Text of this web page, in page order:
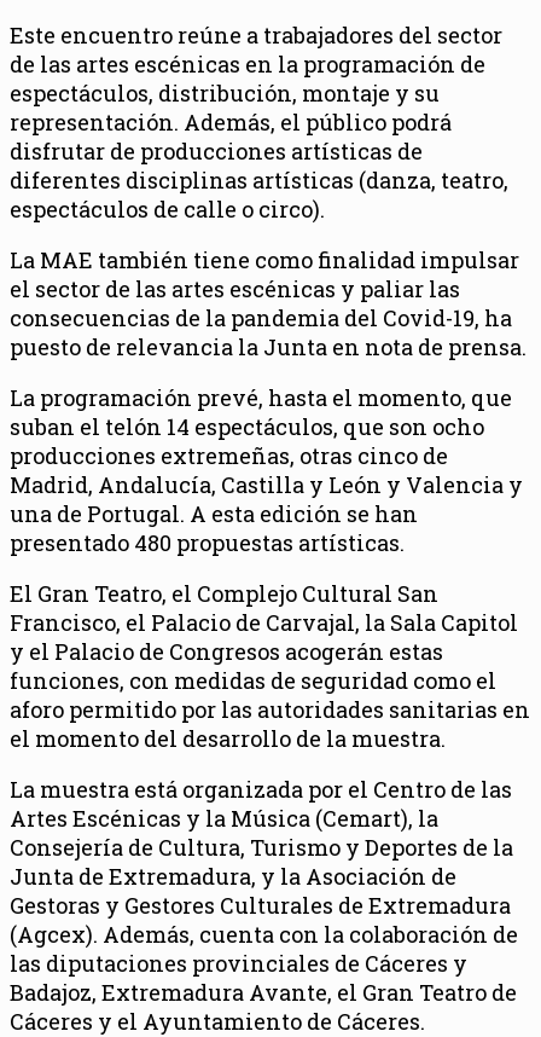
Este encuentro reúne a trabajadores del sector
de las artes escénicas en la programación de
espectáculos, distribución, montaje y su
representación. Además, el público podrá
disfrutar de producciones artísticas de
diferentes disciplinas artísticas (danza, teatro,
espectáculos de calle o circo).
La MAE también tiene como finalidad impulsar
el sector de las artes escénicas y paliar las
consecuencias de la pandemia del Covid-19, ha
puesto de relevancia la Junta en nota de prensa.
La programación prevé, hasta el momento, que
suban el telón 14 espectáculos, que son ocho
producciones extremeñas, otras cinco de
Madrid, Andalucía, Castilla y León y Valencia y
una de Portugal. A esta edición se han
presentado 480 propuestas artísticas.
El Gran Teatro, el Complejo Cultural San
Francisco, el Palacio de Carvajal, la Sala Capitol
y el Palacio de Congresos acogerán estas
funciones, con medidas de seguridad como el
aforo permitido por las autoridades sanitarias en
el momento del desarrollo de la muestra.
La muestra está organizada por el Centro de las
Artes Escénicas y la Música (Cemart), la
Consejería de Cultura, Turismo y Deportes de la
Junta de Extremadura, y la Asociación de
Gestoras y Gestores Culturales de Extremadura
(Agcex). Además, cuenta con la colaboración de
las diputaciones provinciales de Cáceres y
Badajoz, Extremadura Avante, el Gran Teatro de
Cáceres y el Ayuntamiento de Cáceres.